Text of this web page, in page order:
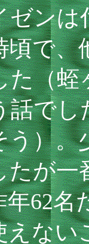
ゼンは
頃で、
た（蛭
話で
う）。
たが一
62名
えない